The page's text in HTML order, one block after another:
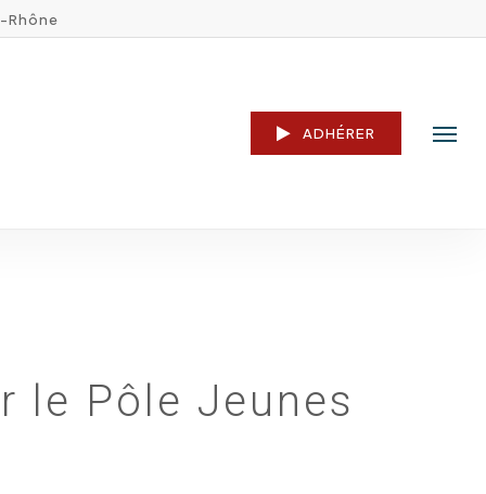
Rhône
ADHÉRER Menu
le Pôle Jeunes